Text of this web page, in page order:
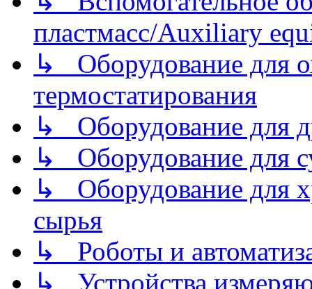
пластмасс/Auxiliary
↳ Оборудование для
термостатирования
↳ Оборудование для
↳ Оборудование для
↳ Оборудование для
сырья
↳ Роботы и
↳ Устройства